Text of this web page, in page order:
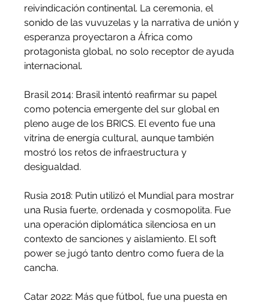
reivindicación continental. La ceremonia, el
sonido de las vuvuzelas y la narrativa de unión y
esperanza proyectaron a África como
protagonista global, no solo receptor de ayuda
internacional.
Brasil 2014: Brasil intentó reafirmar su papel
como potencia emergente del sur global en
pleno auge de los BRICS. El evento fue una
vitrina de energía cultural, aunque también
mostró los retos de infraestructura y
desigualdad.
Rusia 2018: Putin utilizó el Mundial para mostrar
una Rusia fuerte, ordenada y cosmopolita. Fue
una operación diplomática silenciosa en un
contexto de sanciones y aislamiento. El soft
power se jugó tanto dentro como fuera de la
cancha.
Catar 2022: Más que fútbol, fue una puesta en